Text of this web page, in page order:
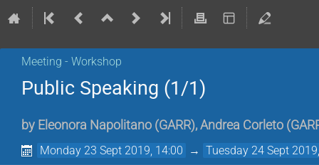
Meeting - Workshop
Public Speaking (1/1)
by Eleonora Napolitano (GARR), Andrea Corleto (
Monday 23 Sept 2019, 14:00 → Tuesday 24 Sept